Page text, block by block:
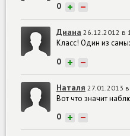
0 + −
Диана 26.12.2012 в
Класс! Один из
0 + −
Наталя 27.01.2013
Вот что значит
0 + −